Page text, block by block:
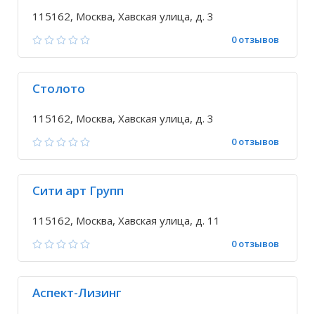
115162, Москва, Хавская улица, д. 3
0 отзывов
Столото
115162, Москва, Хавская улица, д. 3
0 отзывов
Сити арт Групп
115162, Москва, Хавская улица, д. 11
0 отзывов
Аспект-Лизинг